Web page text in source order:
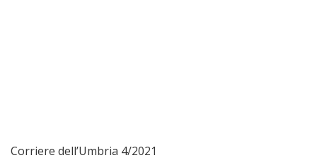
Corriere dell’Umbria 4/2021